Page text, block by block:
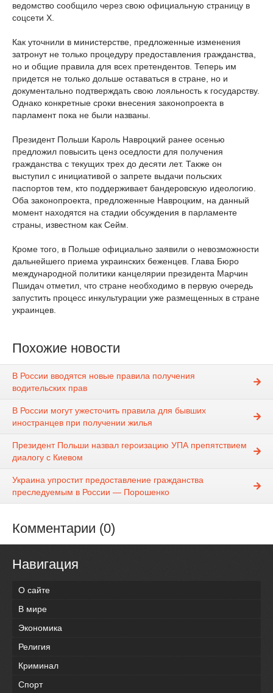
ведомство сообщило через свою официальную страницу в
соцсети X.
Как уточнили в министерстве, предложенные изменения
затронут не только процедуру предоставления гражданства,
но и общие правила для всех претендентов. Теперь им
придется не только дольше оставаться в стране, но и
документально подтверждать свою лояльность к государству.
Однако конкретные сроки внесения законопроекта в
парламент пока не были названы.
Президент Польши Кароль Навроцкий ранее осенью
предложил повысить ценз оседлости для получения
гражданства с текущих трех до десяти лет. Также он
выступил с инициативой о запрете выдачи польских
паспортов тем, кто поддерживает бандеровскую идеологию.
Оба законопроекта, предложенные Навроцким, на данный
момент находятся на стадии обсуждения в парламенте
страны, известном как Сейм.
Кроме того, в Польше официально заявили о невозможности
дальнейшего приема украинских беженцев. Глава Бюро
международной политики канцелярии президента Марчин
Пшидач отметил, что стране необходимо в первую очередь
запустить процесс инкультурации уже размещенных в стране
украинцев.
Похожие новости
В России вводятся новые правила получения
водительских прав
В России могут ужесточить правила для бывших
иностранцев при получении жилья
Президент Польши назвал героизацию УПА препятствием
диалогу с Киевом
Украина упростит предоставление гражданства
преследуемым в России — Порошенко
Комментарии (0)
Навигация
О сайте
В мире
Экономика
Религия
Криминал
Спорт